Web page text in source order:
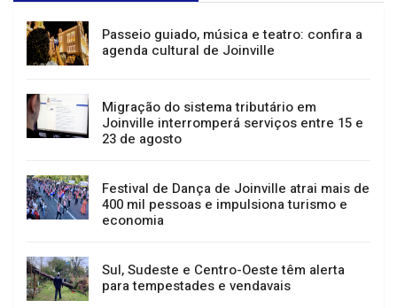
GERAL NOTÍCIAS
Passeio guiado, música e teatro: confira a
agenda cultural de Joinville
Migração do sistema tributário em
Joinville interromperá serviços entre 15 e
23 de agosto
Festival de Dança de Joinville atrai mais de
400 mil pessoas e impulsiona turismo e
economia